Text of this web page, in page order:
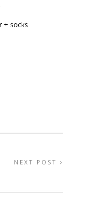
+ socks
NEXT POST